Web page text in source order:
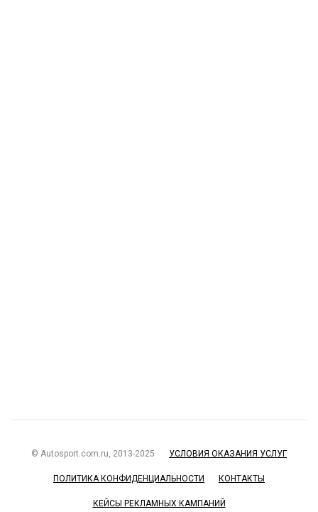
© Autosport.com.ru, 2013-2025 УСЛОВИЯ ОКАЗАНИЯ УСЛУГ
ПОЛИТИКА КОНФИДЕНЦИАЛЬНОСТИ КОНТАКТЫ
КЕЙСЫ РЕКЛАМНЫХ КАМПАНИЙ